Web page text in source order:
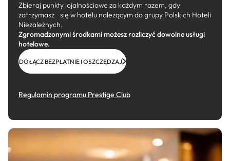
Zbieraj punkty lojalnościowe za każdym razem, gdy
zatrzymasz się w hotelu należącym do grupy Polskich Hoteli
Niezależnych.
Zgromadzonymi środkami możesz rozliczyć dowolne usługi
hotelowe.
DOŁĄCZ BEZPŁATNIE I OSZCZĘDZAJ
Regulamin programu Prestige Club